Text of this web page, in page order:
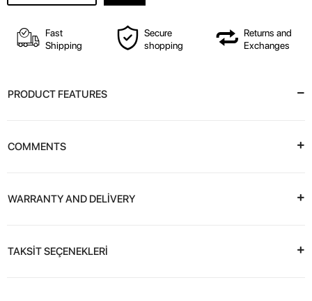
Fast
Shipping
Secure
shopping
Returns and
Exchanges
PRODUCT FEATURES
COMMENTS
WARRANTY AND DELİVERY
TAKSİT SEÇENEKLERİ